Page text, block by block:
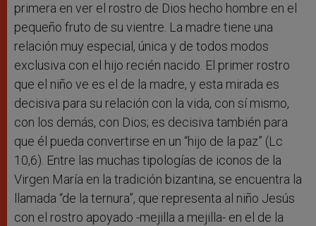
primera en ver el rostro de Dios hecho hombre en el
pequeño fruto de su vientre. La madre tiene una
relación muy especial, única y de todos modos
exclusiva con el hijo recién nacido. El primer rostro
que el niño ve es el de la madre, y esta mirada es
decisiva para su relación con la vida, con sí mismo,
con los demás, con Dios; es decisiva también para
que él pueda convertirse en un “hijo de la paz” (Lc
10,6). Entre las muchas tipologías de iconos de la
Virgen María en la tradición bizantina, se encuentra la
llamada “de la ternura”, que representa al niño Jesús
con el rostro apoyado -mejilla a mejilla- en el de la